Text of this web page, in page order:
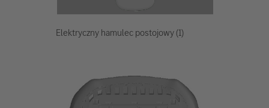
Elektryczny hamulec postojowy (1)